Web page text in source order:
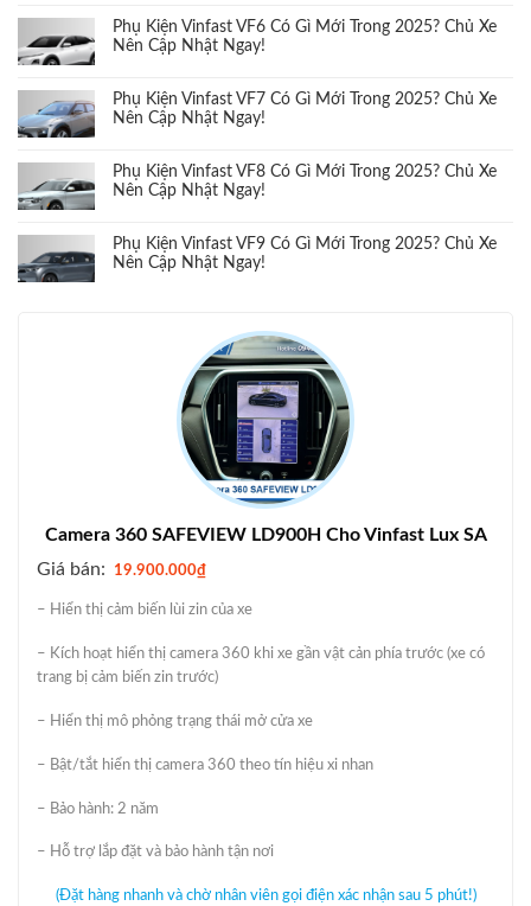
Phụ Kiện Vinfast VF6 Có Gì Mới Trong 2025? Chủ Xe
Nên Cập Nhật Ngay!
Phụ Kiện Vinfast VF7 Có Gì Mới Trong 2025? Chủ Xe
Nên Cập Nhật Ngay!
Phụ Kiện Vinfast VF8 Có Gì Mới Trong 2025? Chủ Xe
Nên Cập Nhật Ngay!
Phụ Kiện Vinfast VF9 Có Gì Mới Trong 2025? Chủ Xe
Nên Cập Nhật Ngay!
Camera 360 SAFEVIEW LD900H Cho Vinfast Lux SA
Giá bán:
19.900.000₫
– Hiển thị cảm biến lùi zin của xe
– Kích hoạt hiển thị camera 360 khi xe gần vật cản phía trước (xe có
trang bị cảm biến zin trước)
– Hiển thị mô phỏng trạng thái mở cửa xe
– Bật/tắt hiển thị camera 360 theo tín hiệu xi nhan
– Bảo hành: 2 năm
– Hỗ trợ lắp đặt và bảo hành tận nơi
(Đặt hàng nhanh và chờ nhân viên gọi điện xác nhận sau 5 phút!)